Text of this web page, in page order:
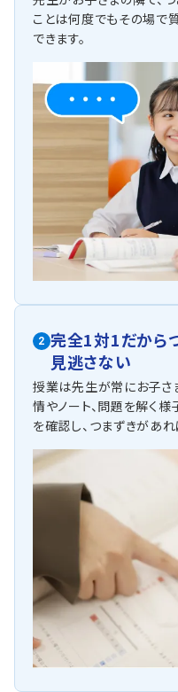
ことは何度でもその場で
できます。
2 完全1対1だから
見逃さない
授業は先生が常にお子さ
情やノート、問題を解く様
を確認し、つまずきがあれ